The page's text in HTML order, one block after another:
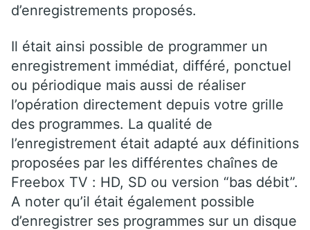
d’enregistrements proposés.
Il était ainsi possible de programmer un
enregistrement immédiat, différé, ponctuel
ou périodique mais aussi de réaliser
l’opération directement depuis votre grille
des programmes. La qualité de
l’enregistrement était adapté aux définitions
proposées par les différentes chaînes de
Freebox TV : HD, SD ou version “bas débit”.
A noter qu’il était également possible
d’enregistrer ses programmes sur un disque